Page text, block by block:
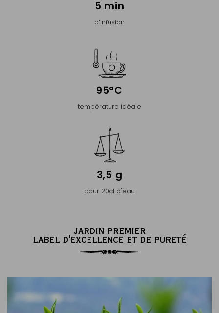
5 min
d'infusion
95°C
température idéale
3,5 g
pour 20cl d'eau
JARDIN PREMIER
LABEL D'EXCELLENCE ET DE PURETÉ